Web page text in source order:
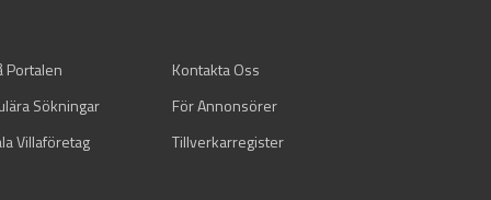
Portalen
Kontakta Oss
Sökningar
För Annonsörer
Villaföretag
Tillverkarregister